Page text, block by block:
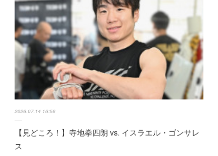
2026.07.14 16:56
【見どころ！】寺地拳四朗 vs. イスラエル・ゴンサレ
ス